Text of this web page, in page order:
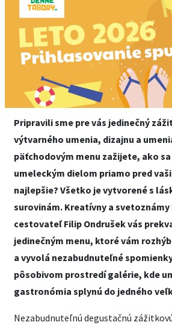
Pripravili sme pre vás jedinečný
výtvarného umenia, dizajnu a
päťchodovým menu zažijete, ako
umeleckým dielom priamo pred
najlepšie? Všetko je vytvorené s
surovinám. Kreatívny a svetoznámy
cestovateľ Filip Ondrušek vás
jedinečným menu, ktoré vám
a vyvolá nezabudnuteľné
pôsobivom prostredí galérie, kde
gastronómia splynú do jedného
Nezabudnuteľnú degustačnú